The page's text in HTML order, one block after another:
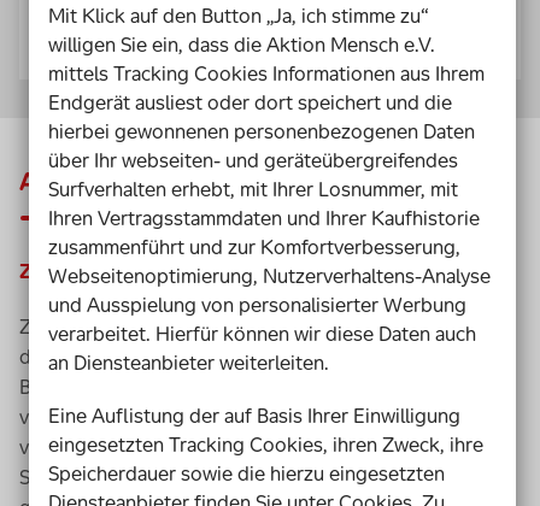
Worksheet Go App
Ausführliche Beschreibung
Zielsetzung
Ziel der Einheit ist es, den Schüler*innen zu vermitteln,
dass das Wettrüsten der europäischen Mächte zu
Beginn des 1. Weltkriegs die außenpolitische Lage
verschärft hat. Der Kampf um Kolonien und die damit
verbundene Produktion von Kriegsschiffen hat zu
Spannungen zwischen den europäischen Großmächten
Mit Klick auf den Button „Ja, ich stimme zu“
willigen Sie ein, dass die Aktion Mensch e.V.
mittels Tracking Cookies Informationen aus Ihrem
Endgerät ausliest oder dort speichert und die
hierbei gewonnenen personenbezogenen Daten
über Ihr webseiten- und geräteübergreifendes
Surfverhalten erhebt, mit Ihrer Losnummer, mit
Ihren Vertragsstammdaten und Ihrer Kaufhistorie
zusammenführt und zur Komfortverbesserung,
Webseitenoptimierung, Nutzerverhaltens-Analyse
und Ausspielung von personalisierter Werbung
verarbeitet. Hierfür können wir diese Daten auch
an Diensteanbieter weiterleiten.
Eine Auflistung der auf Basis Ihrer Einwilligung
eingesetzten Tracking Cookies, ihren Zweck, ihre
Speicherdauer sowie die hierzu eingesetzten